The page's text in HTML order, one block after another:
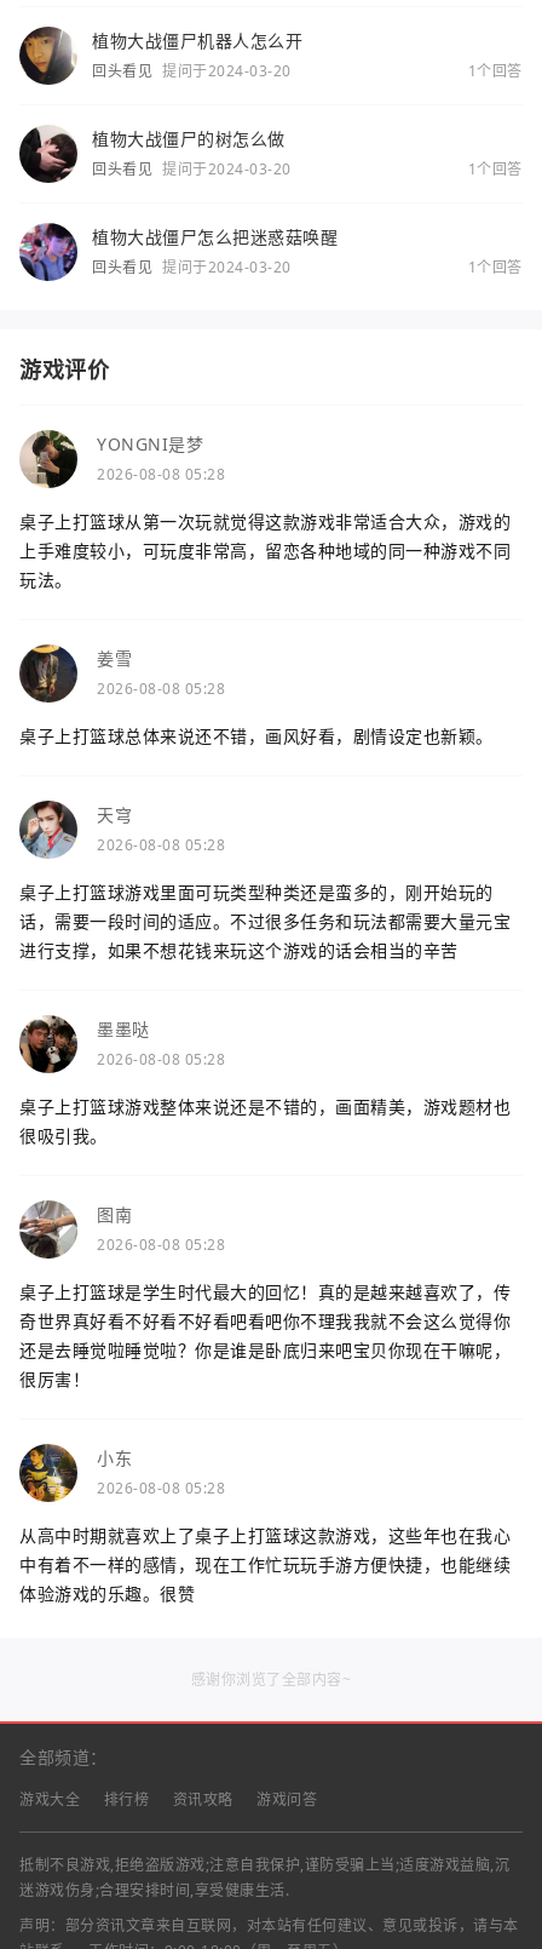
植物大战僵尸机器人怎么开
回头看见 提问于2024-03-20 1个回答
植物大战僵尸的树怎么做
回头看见 提问于2024-03-20 1个回答
植物大战僵尸怎么把迷惑菇唤醒
回头看见 提问于2024-03-20 1个回答
游戏评价
YONGNI是梦
2026-08-08 05:28
桌子上打篮球从第一次玩就觉得这款游戏非常适合大众，游戏的
上手难度较小，可玩度非常高，留恋各种地域的同一种游戏不同
玩法。
姜雪
2026-08-08 05:28
桌子上打篮球总体来说还不错，画风好看，剧情设定也新颖。
天穹
2026-08-08 05:28
桌子上打篮球游戏里面可玩类型种类还是蛮多的，刚开始玩的
话，需要一段时间的适应。不过很多任务和玩法都需要大量元宝
进行支撑，如果不想花钱来玩这个游戏的话会相当的辛苦
墨墨哒
2026-08-08 05:28
桌子上打篮球游戏整体来说还是不错的，画面精美，游戏题材也
很吸引我。
图南
2026-08-08 05:28
桌子上打篮球是学生时代最大的回忆！真的是越来越喜欢了，传
奇世界真好看不好看不好看吧看吧你不理我我就不会这么觉得你
还是去睡觉啦睡觉啦？你是谁是卧底归来吧宝贝你现在干嘛呢，
很厉害！
小东
2026-08-08 05:28
从高中时期就喜欢上了桌子上打篮球这款游戏，这些年也在我心
中有着不一样的感情，现在工作忙玩玩手游方便快捷，也能继续
体验游戏的乐趣。很赞
感谢你浏览了全部内容~
全部频道：
游戏大全 排行榜 资讯攻略 游戏问答
抵制不良游戏,拒绝盗版游戏;注意自我保护,谨防受骗上当;适度游戏益脑,沉
迷游戏伤身;合理安排时间,享受健康生活.
声明：部分资讯文章来自互联网，对本站有任何建议、意见或投诉，请与本